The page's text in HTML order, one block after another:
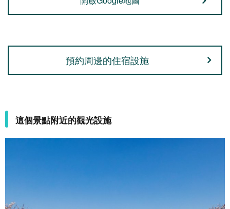
預約周邊的住宿設施
這個景點附近的觀光設施